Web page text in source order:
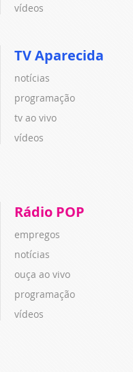
vídeos
TV Aparecida
notícias
programação
tv ao vivo
vídeos
Rádio POP
empregos
notícias
ouça ao vivo
programação
vídeos